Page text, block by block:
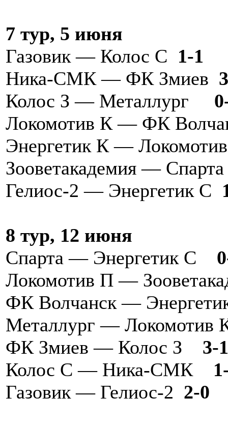
7 тур, 5 июня
Газовик — Колос С 1-1
Ника-СМК — ФК Змиев
Колос З — Металлург
Локомотив К — ФК
Энергетик К —
Зооветакадемия —
Гелиос-2 — Энергетик С
8 тур, 12 июня
Спарта — Энергетик С
Локомотив П —
ФК Волчанск —
Металлург — Локомотив
ФК Змиев — Колос З 3-1
Колос С — Ника-СМК
Газовик — Гелиос-2 2-0